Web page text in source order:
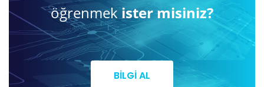
öğrenmekister misiniz?
BİLGİ AL